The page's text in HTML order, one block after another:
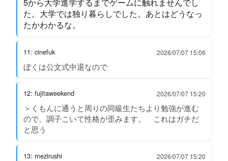
た。大学では独り暮らしでした。あとはどうなっ
たかわかるな。
11: cinefuk 2026/07/07 15:06
ぼくは公文式中退なので
12: fujitaweekend 2026/07/07 15:20
＞くもんに通うと周りの同級生たちより勉強が進む
ので、調子こいて性格が歪みます。 これはガチだ
と思う
13: mezirushi 2026/07/07 15:20